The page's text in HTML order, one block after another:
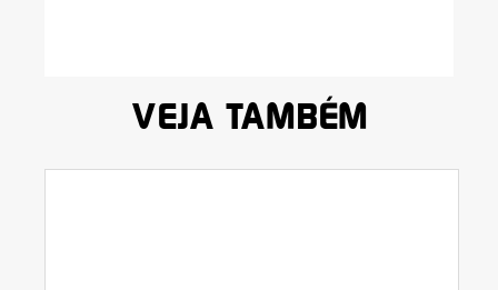
VEJA TAMBÉM